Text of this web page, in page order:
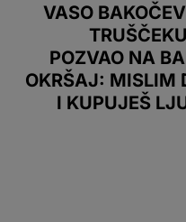
VASO
POZVAO NA
OKRŠAJ: MISLIM
I KUPUJEŠ